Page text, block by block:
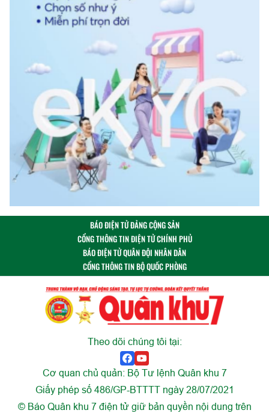
BÁO ĐIỆN TỬ ĐẢNG CỘNG SẢN
CỔNG THÔNG TIN ĐIỆN TỬ CHÍNH PHỦ
BÁO ĐIỆN TỬ QUÂN ĐỘI NHÂN DÂN
CỔNG THÔNG TIN BỘ QUỐC PHÒNG
Theo dõi chúng tôi tại:
Cơ quan chủ quản: Bộ Tư lệnh Quân khu 7
Giấy phép số 486/GP-BTTTT ngày 28/07/2021
© Báo Quân khu 7 điện tử giữ bản quyền nội dung trên